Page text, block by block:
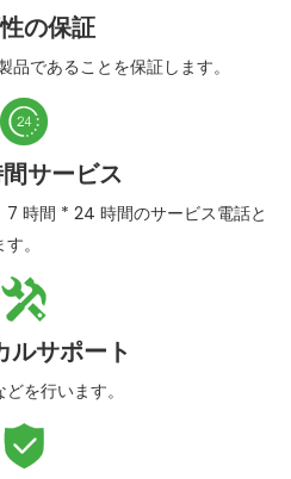
の保証
品であることを保証します。

サービス
時間 * 24 時間のサービス電話と
。

ルサポート
を行います。
